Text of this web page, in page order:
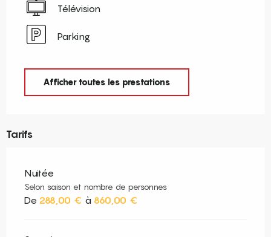
Télévision
Parking
Afficher toutes les prestations
Tarifs
Nuitée
Selon saison et nombre de personnes
De 288,00 € à 860,00 €